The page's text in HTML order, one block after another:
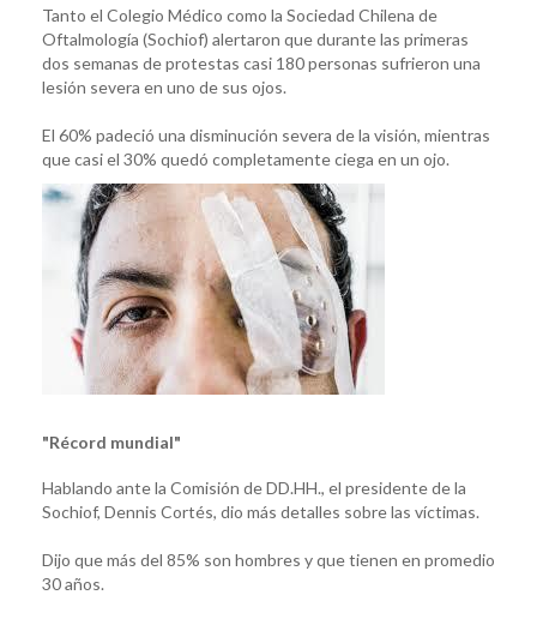
Tanto el Colegio Médico como la Sociedad Chilena de
Oftalmología (Sochiof) alertaron que durante las primeras
dos semanas de protestas casi 180 personas sufrieron una
lesión severa en uno de sus ojos.
El 60% padeció una disminución severa de la visión, mientras
que casi el 30% quedó completamente ciega en un ojo.
"Récord mundial"
Hablando ante la Comisión de DD.HH., el presidente de la
Sochiof, Dennis Cortés, dio más detalles sobre las víctimas.
Dijo que más del 85% son hombres y que tienen en promedio
30 años.